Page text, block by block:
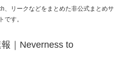
、リークなどをまとめた非公式まとめサ
です。